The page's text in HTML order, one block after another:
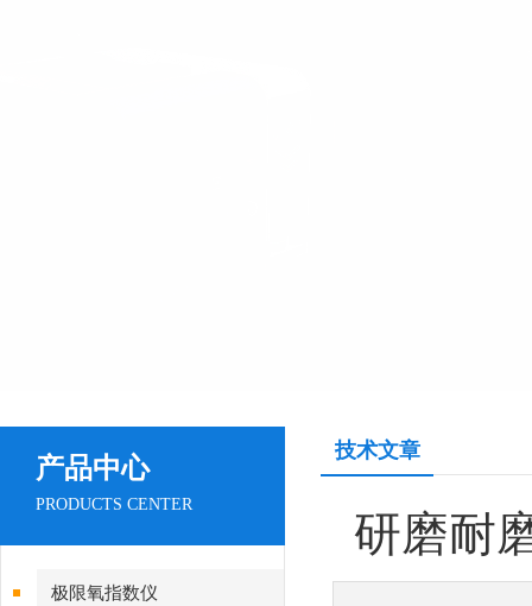
产品中心
PRODUCTS CENTER
极限氧指数仪
技术文章
研磨耐